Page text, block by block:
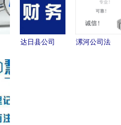
达日县公司
漯河公司法